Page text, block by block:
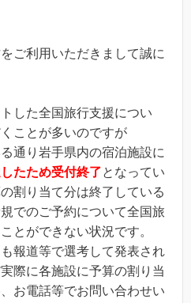
ご利用いただきまして誠に
した全国旅行支援につい
ことが多いのですが
通り岩手県内の宿泊施設に
たため受付終了となってい
割り当て分は終了している
でのご予約について全国旅
とができない状況です。
報道等で選考して発表され
際に各施設に予算の割り当
お電話等でお問い合わせい